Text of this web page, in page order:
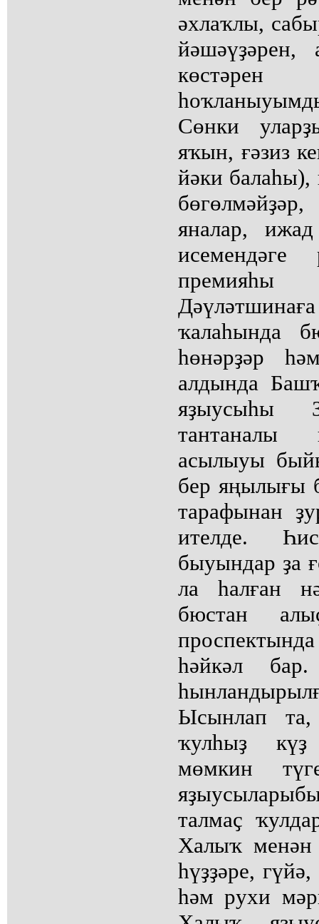
әхлаҡлы,
йәшәүҙәрен,
Сөнки
яҡын, ғәзиз
йәки
яналар,
исемендәге
премияһы
ҡалаһында
һөнәрҙәр
алдында
яҙыусыһы
тантаналы
асылыуы
бер яңылығы
тарафынан
ителде.
быуындар ҙа
ла һалған
бюстан
һәйкәл
Ысынлап та,
ҡулһыҙ күҙ
мөмкин
талмаҫ
Халыҡ менән
һүҙҙәре,
һәм рухи